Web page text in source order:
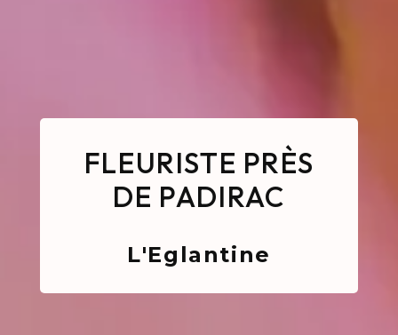
FLEURISTE PRÈS
DE PADIRAC
L'Eglantine